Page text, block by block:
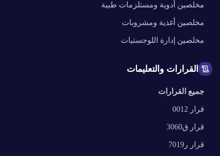
مخلصين أدوية ومستلزمات طبية
مخلصين أغذية ومشروبات
مخلصين إدارة اللوجستيات
القرارات والتعليمات
جميع القرارات
قرار 0012
قرار ق3060
قرار ر7019